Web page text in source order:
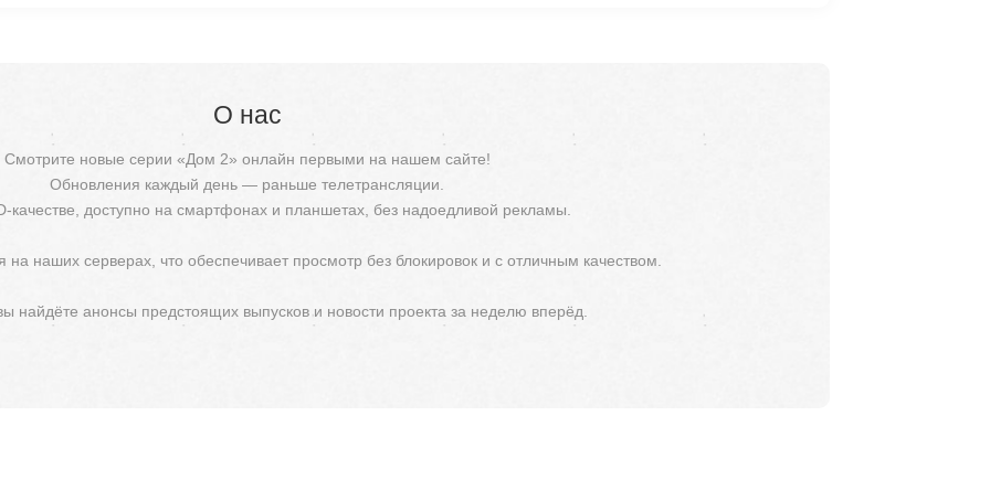
О нас
Смотрите новые серии «Дом 2» онлайн первыми на нашем сайте!
Обновления каждый день — раньше телетрансляции.
качестве, доступно на смартфонах и планшетах, без надоедливой рекламы.
наших серверах, что обеспечивает просмотр без блокировок и с отличным качеством.
найдёте анонсы предстоящих выпусков и новости проекта за неделю вперёд.